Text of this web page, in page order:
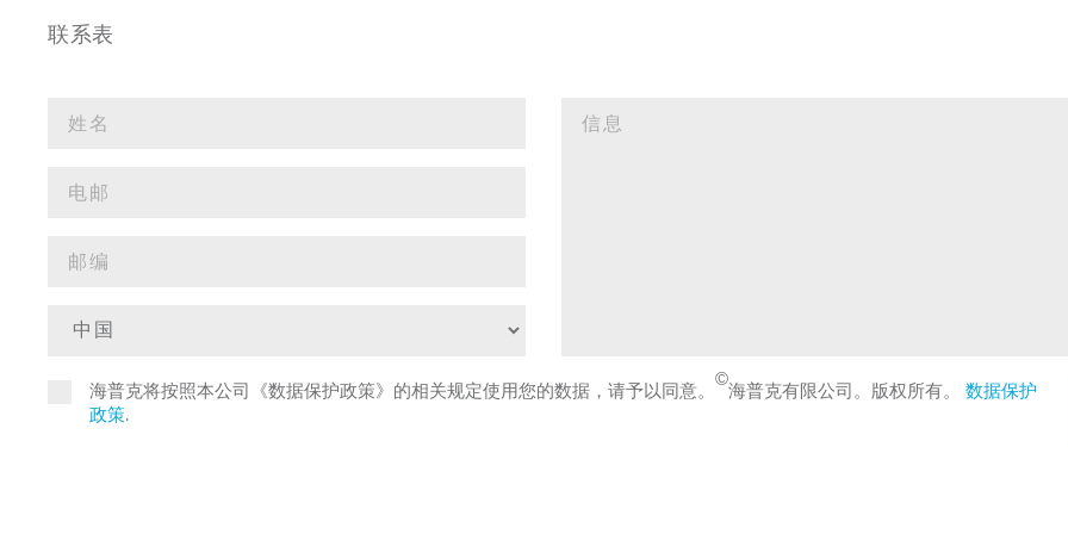
联系表
海普克将按照本公司《数据保护政策》的相关规定使用您的数据，请予以同意。
©
海普克有限公司。版权所有。 数据保护
政策.